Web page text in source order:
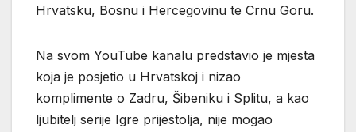
Hrvatsku, Bosnu i Hercegovinu te Crnu Goru.
Na svom YouTube kanalu predstavio je mjesta
koja je posjetio u Hrvatskoj i nizao
komplimente o Zadru, Šibeniku i Splitu, a kao
ljubitelj serije Igre prijestolja, nije mogao